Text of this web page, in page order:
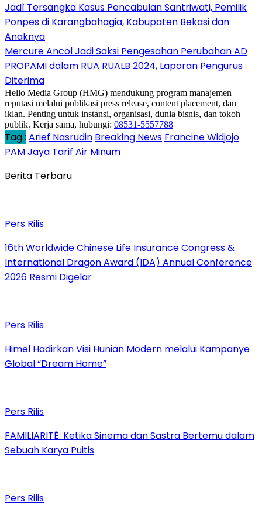
Jadì Tersangka Kasus Pencabulan Santriwati, Pemilik
Ponpes di Karangbahagia, Kabupaten Bekasi dan
Anaknya
Mercure Ancol Jadi Saksi Pengesahan Perubahan AD
PROPAMI dalam RUA RUALB 2024, Laporan Pengurus
Diterima
Hello Media Group (HMG) mendukung program manajemen
reputasi melalui publikasi press release, content placement, dan
iklan. Penting untuk instansi, organisasi, dunia bisnis, dan tokoh
publik. Kerja sama, hubungi: 08531-5557788
Tag : Arief Nasrudin Breaking News Francine Widjojo
PAM Jaya Tarif Air Minum
Berita Terbaru
Pers Rilis
16th Worldwide Chinese Life Insurance Congress &
International Dragon Award (IDA) Annual Conference
2026 Resmi Digelar
Pers Rilis
Himel Hadirkan Visi Hunian Modern melalui Kampanye
Global “Dream Home”
Pers Rilis
FAMILIARITÉ: Ketika Sinema dan Sastra Bertemu dalam
Sebuah Karya Puitis
Pers Rilis